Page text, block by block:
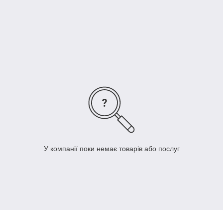
У компанії поки немає товарів або послуг